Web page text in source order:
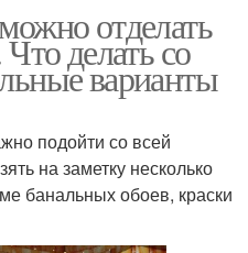
отделать
делать со
варианты
подойти со всей
на заметку несколько
банальных обоев, краски